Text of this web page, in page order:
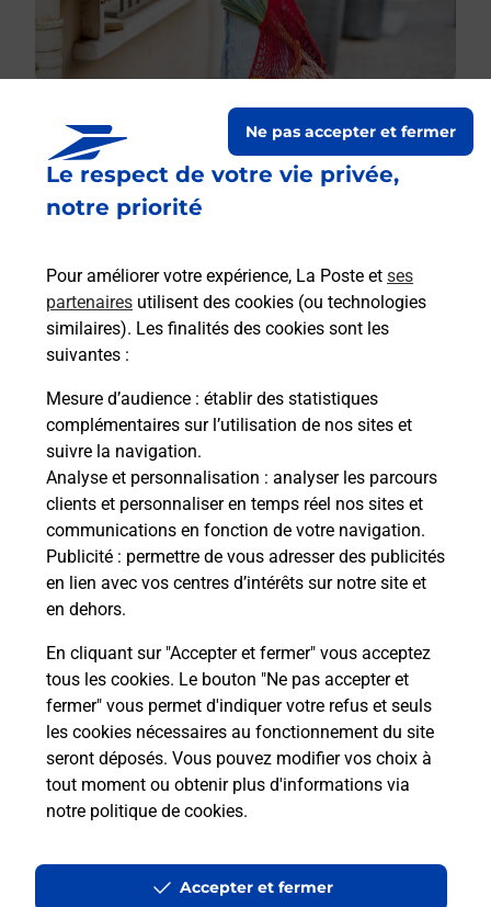
Le respect de votre vie privée,
notre priorité
Pour améliorer votre expérience, La Poste et ses
partenaires utilisent des cookies (ou technologies
similaires). Les finalités des cookies sont les
suivantes :
Mesure d’audience : établir des statistiques
complémentaires sur l’utilisation de nos sites et
suivre la navigation.
Analyse et personnalisation : analyser les parcours
clients et personnaliser en temps réel nos sites et
communications en fonction de votre navigation.
Publicité : permettre de vous adresser des publicités
en lien avec vos centres d’intérêts sur notre site et
en dehors.
En cliquant sur "Accepter et fermer" vous acceptez
tous les cookies. Le bouton "Ne pas accepter et
fermer" vous permet d'indiquer votre refus et seuls
les cookies nécessaires au fonctionnement du site
seront déposés. Vous pouvez modifier vos choix à
tout moment ou obtenir plus d'informations via
notre politique de cookies.
Ne pas accepter et fermer
Accepter et fermer
Boîte aux lettres La Poste
2 Rue Du Peytit
45170 Montigny
Le lien s'ouvre dans un nouvel onglet
Boîte aux lettres La Poste
Prochaine collecte du courrierlundià 09h00
11 Rue De Monceau
45170 Montigny
Le lien s'ouvre dans un nouvel onglet
Localiser Liste Boîtes aux lettres Loiret Montigny
Accessibilité : partiellement conforme